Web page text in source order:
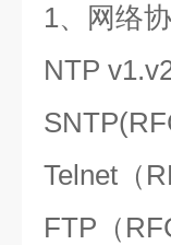
1、网络
NTP
Telnet （
FTP （